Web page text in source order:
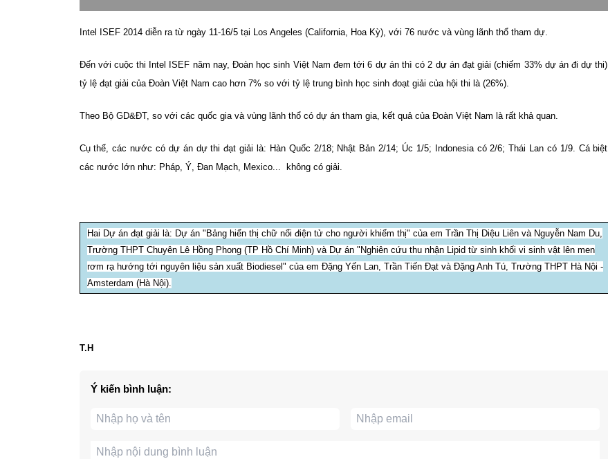
Intel ISEF 2014 diễn ra từ ngày 11-16/5 tại Los Angeles (California, Hoa Kỳ), với 76 nước và vùng lãnh thổ tham dự.
Đến với cuộc thi Intel ISEF năm nay, Đoàn học sinh Việt Nam đem tới 6 dự án thì có 2 dự án đạt giải (chiếm 33% dự án đi dự thi),
tỷ lệ đạt giải của Đoàn Việt Nam cao hơn 7% so với tỷ lệ trung bình học sinh đoạt giải của hội thi là (26%).
Theo Bộ GD&ĐT, so với các quốc gia và vùng lãnh thổ có dự án tham gia, kết quả của Đoàn Việt Nam là rất khả quan.
Cụ thể, các nước có dự án dự thi đạt giải là: Hàn Quốc 2/18; Nhật Bản 2/14; Úc 1/5; Indonesia có 2/6; Thái Lan có 1/9. Cá biệt,
các nước lớn như: Pháp, Ý, Đan Mạch, Mexico... không có giải.
Hai Dự án đạt giải là: Dự án "Bảng hiển thị chữ nổi điện tử cho người khiếm thị" của em Trần Thị Diệu Liên và Nguyễn Nam Du,
Trường THPT Chuyên Lê Hồng Phong (TP Hồ Chí Minh) và Dự án "Nghiên cứu thu nhận Lipid từ sinh khối vi sinh vật lên men
rơm rạ hướng tới nguyên liệu sản xuất Biodiesel" của em Đặng Yến Lan, Trần Tiến Đạt và Đặng Anh Tú, Trường THPT Hà Nội -
Amsterdam (Hà Nội).
T.H
Ý kiến bình luận: